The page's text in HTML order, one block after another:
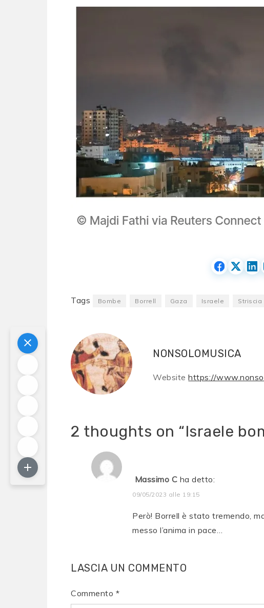
Tags Bombe Borrell Gaza Israele Striscia
NONSOLOMUSICA
Website https://
2 thoughts on “Israele
Massimo C ha detto:
09/05/2023 alle 19:15
Però! Borrell è stato tremendo,
messo l’anima in pace…
LASCIA UN COMMENTO
Commento *